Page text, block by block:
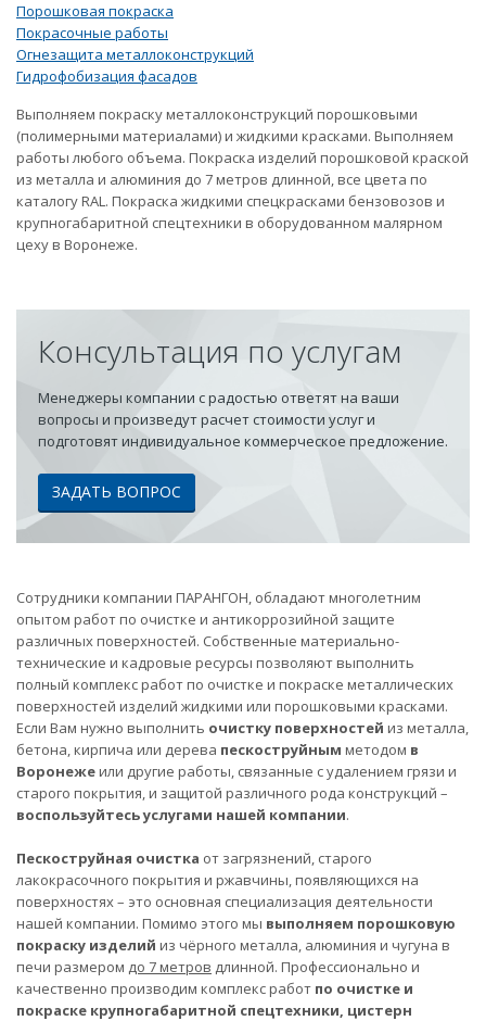
Порошковая покраска
Покрасочные работы
Огнезащита металлоконструкций
Гидрофобизация фасадов
Выполняем покраску металлоконструкций порошковыми
(полимерными материалами) и жидкими красками. Выполняем
работы любого объема. Покраска изделий порошковой краской
из металла и алюминия до 7 метров длинной, все цвета по
каталогу RAL. Покраска жидкими спецкрасками бензовозов и
крупногабаритной спецтехники в оборудованном малярном
цеху в Воронеже.
Консультация по услугам
Менеджеры компании с радостью ответят на ваши
вопросы и произведут расчет стоимости услуг и
подготовят индивидуальное коммерческое предложение.
ЗАДАТЬ ВОПРОС
Сотрудники компании ПАРАНГОН, обладают многолетним
опытом работ по очистке и антикоррозийной защите
различных поверхностей. Собственные материально-
технические и кадровые ресурсы позволяют выполнить
полный комплекс работ по очистке и покраске металлических
поверхностей изделий жидкими или порошковыми красками.
Если Вам нужно выполнить очистку поверхностей из металла,
бетона, кирпича или дерева пескоструйным методом в
Воронежеили другие работы, связанные с удалением грязи и
старого покрытия, и защитой различного рода конструкций –
воспользуйтесь услугами нашей компании.
Пескоструйная очистка от загрязнений, старого
лакокрасочного покрытия и ржавчины, появляющихся на
поверхностях – это основная специализация деятельности
нашей компании. Помимо этого мы выполняем порошковую
покраску изделий из чёрного металла, алюминия и чугуна в
печи размером до 7 метров длинной. Профессионально и
качественно производим комплекс работ по очистке и
покраске крупногабаритной спецтехники, цистерн